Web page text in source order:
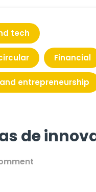
tech
Financial
entrepreneurship
de